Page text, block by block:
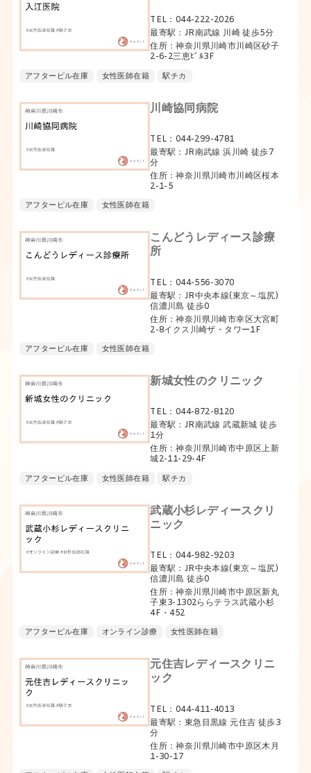
TEL：044-222-2026
最寄駅：JR南武線 川崎 徒歩5分
住所：神奈川県川崎市川崎区砂子
2-6-2三恵ﾋﾞﾙ3F
アフターピル在庫 女性医師在籍 駅チカ
川崎協同病院
TEL：044-299-4781
最寄駅：JR南武線 浜川崎 徒歩7
分
住所：神奈川県川崎市川崎区桜本
2-1-5
アフターピル在庫 女性医師在籍
こんどうレディース診療
所
TEL：044-556-3070
最寄駅：JR中央本線(東京～塩尻)
信濃川島 徒歩0
住所：神奈川県川崎市幸区大宮町
2-8イクス川崎ザ・タワー1F
アフターピル在庫 女性医師在籍
新城女性のクリニック
TEL：044-872-8120
最寄駅：JR南武線 武蔵新城 徒歩
1分
住所：神奈川県川崎市中原区上新
城2-11-29-4F
アフターピル在庫 女性医師在籍 駅チカ
武蔵小杉レディースクリ
ニック
TEL：044-982-9203
最寄駅：JR中央本線(東京～塩尻)
信濃川島 徒歩0
住所：神奈川県川崎市中原区新丸
子東3-1302ららテラス武蔵小杉
4F・452
アフターピル在庫 オンライン診療 女性医師在籍
元住吉レディースクリニ
ック
TEL：044-411-4013
最寄駅：東急目黒線 元住吉 徒歩3
分
住所：神奈川県川崎市中原区木月
1-30-17